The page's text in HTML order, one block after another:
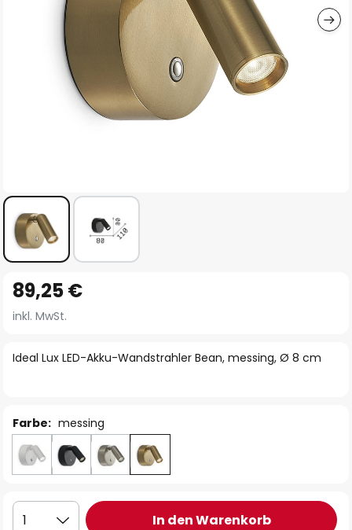
Anfang
der
springen
Ideal Lux LED-Akku-Wandstrahler Bean, messing, Ø 8 cm
89,25 €
inkl. MwSt.
Farbe: messing
1 In den Warenkorb